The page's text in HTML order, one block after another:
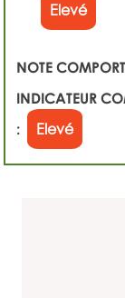
Elevé
NOTE
INDICATEUR
:
Elevé